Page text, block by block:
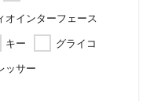
オインターフェース
キー
グライコ
ッサー